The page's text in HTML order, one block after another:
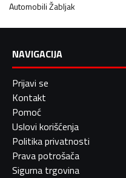
AutomobiliŽabljak
NAVIGACIJA
Prijavi se
Kontakt
Pomoć
Uslovi korišćenja
Politika privatnosti
Prava potrošača
Sigurna trgovina